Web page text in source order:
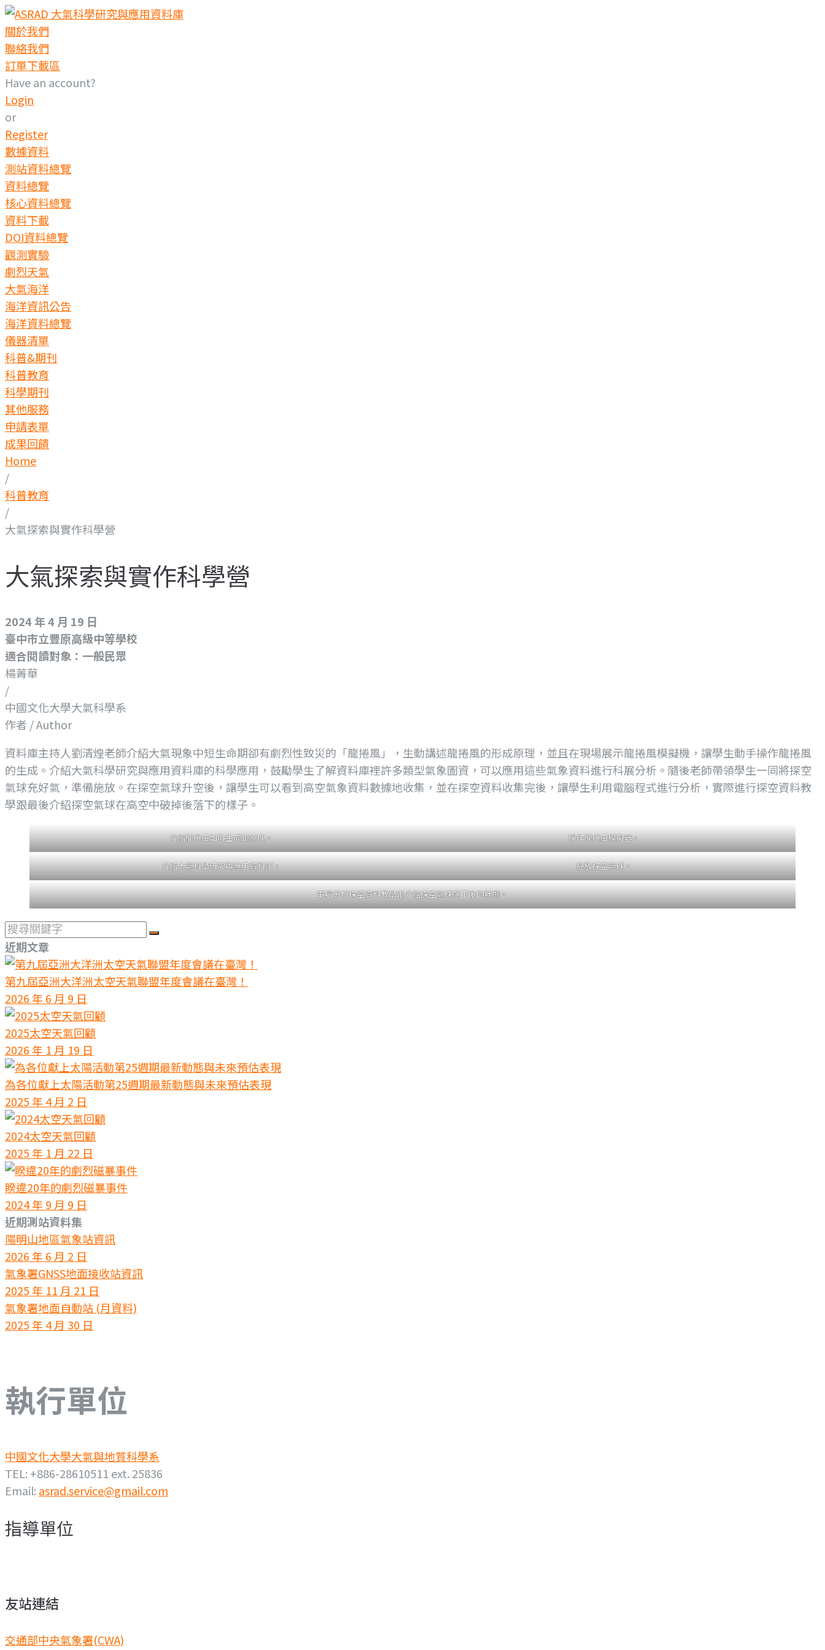
關於我們
聯絡我們
訂單下載區
Have an account?
Login
or
Register
數據資料
測站資料總覽
資料總覽
核心資料總覽
資料下載
DOI資料總覽
觀測實驗
劇烈天氣
大氣海洋
海洋資訊公告
海洋資料總覽
儀器清單
科普&期刊
科普教育
科學期刊
其他服務
申請表單
成果回饋
Home
/
科普教育
/
大氣探索與實作科學營
大氣探索與實作科學營
2024 年 4 月 19 日
臺中市立豐原高級中等學校
適合閱讀對象：一般民眾
楊菁華
/
中國文化大學大氣科學系
作者 / Author
資料庫主持人劉清煌老師介紹大氣現象中短生命期卻有劇烈性致災的「龍捲風」，生動講述龍捲風的形成原理，並且在現場展示龍捲風模擬機，讓學生動手操作龍捲風
的生成。介紹大氣科學研究與應用資料庫的科學應用，鼓勵學生了解資料庫裡許多類型氣象圖資，可以應用這些氣象資料進行科展分析。隨後老師帶領學生一同將探空
氣球充好氣，準備施放。在探空氣球升空後，讓學生可以看到高空氣象資料數據地收集，並在探空資料收集完後，讓學生利用電腦程式進行分析，實際進行探空資料教
學跟最後介紹探空氣球在高空中破掉後落下的樣子。
介紹龍捲風如何生成跟原理。 操作龍捲風模擬器。
介紹大氣科學研究與應用資料庫。 施放探空氣球。
電腦分析探空資料教學跟介紹探空氣球落下後的狀態。
搜
尋
關
鍵
字
近期文章
第九屆亞洲大洋洲太空天氣聯盟年度會議在臺灣！
2026 年 6 月 9 日
2025太空天氣回顧
2026 年 1 月 19 日
為各位獻上太陽活動第25週期最新動態與未來預估表現
2025 年 4 月 2 日
2024太空天氣回顧
2025 年 1 月 22 日
睽違20年的劇烈磁暴事件
2024 年 9 月 9 日
近期測站資料集
陽明山地區氣象站資訊
2026 年 6 月 2 日
氣象署GNSS地面接收站資訊
2025 年 11 月 21 日
氣象署地面自動站 (月資料)
2025 年 4 月 30 日
執行單位
中國文化大學大氣與地質科學系
TEL: +886-28610511 ext. 25836
Email: asrad.service@gmail.com
指導單位
友站連結
交通部中央氣象署(CWA)